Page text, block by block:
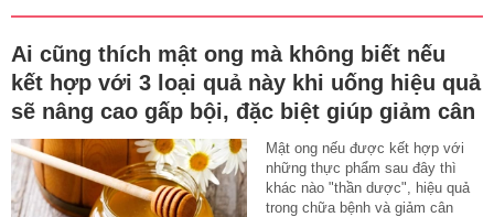
Ai cũng thích mật ong mà không biết nếu
kết hợp với 3 loại quả này khi uống hiệu quả
sẽ nâng cao gấp bội, đặc biệt giúp giảm cân
Mật ong nếu được kết hợp với
những thực phẩm sau đây thì
khác nào "thần dược", hiệu quả
trong chữa bệnh và giảm cân